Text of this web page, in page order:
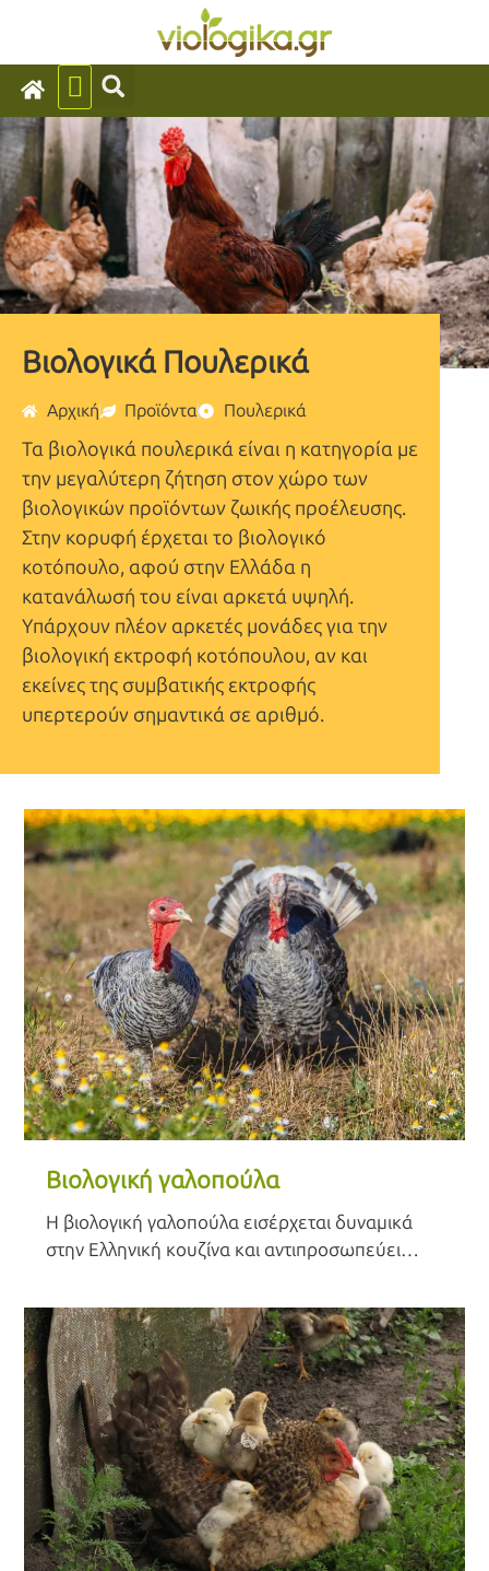
Βιολογικά Πουλερικά
Αρχική Προϊόντα Πουλερικά
Τα βιολογικά πουλερικά είναι η κατηγορία με
την μεγαλύτερη ζήτηση στον χώρο των
βιολογικών προϊόντων ζωικής προέλευσης.
Στην κορυφή έρχεται το βιολογικό
κοτόπουλο, αφού στην Ελλάδα η
κατανάλωσή του είναι αρκετά υψηλή.
Υπάρχουν πλέον αρκετές μονάδες για την
βιολογική εκτροφή κοτόπουλου, αν και
εκείνες της συμβατικής εκτροφής
υπερτερούν σημαντικά σε αριθμό.
Βιολογική γαλοπούλα
Η βιολογική γαλοπούλα εισέρχεται δυναμικά
στην Ελληνική κουζίνα και αντιπροσωπεύει
βιωσιμότητα συναντούν την παράδοση. Η
βιολογική γαλοπούλα δεν είναι απλώς μια
εναλλακτική επιλογή στην κατανάλωση
κρέατος, αλλά μια έκφραση της δέσμευσης για
υγιή διατροφή και σεβασμό στο περιβάλλον.